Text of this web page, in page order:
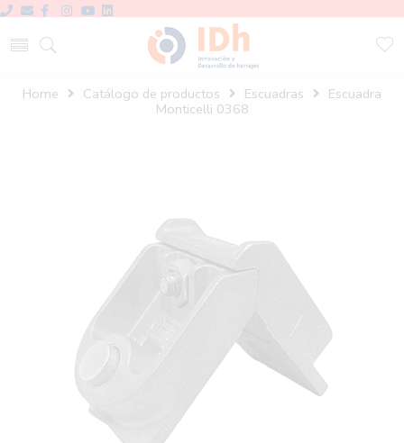
Home Catálogo de productos Escuadras
Escuadra
Monticelli 0368